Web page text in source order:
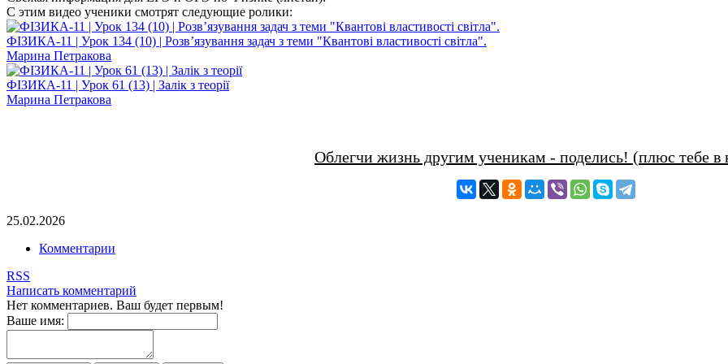
С этим видео ученики смотрят следующие ролики:
ФІЗИКА-11 | Урок 134 (10) | Розв’язування задач з теми "Квантові властивості світла".
Марина Петракова
ФІЗИКА-11 | Урок 61 (13) | Залік з теорії
Марина Петракова
Облегчи жизнь другим ученикам - поделись! (плюс тебе в
25.02.2026
Комментарии
RSS
Написать комментарий
Нет комментариев. Ваш будет первым!
Ваше имя: